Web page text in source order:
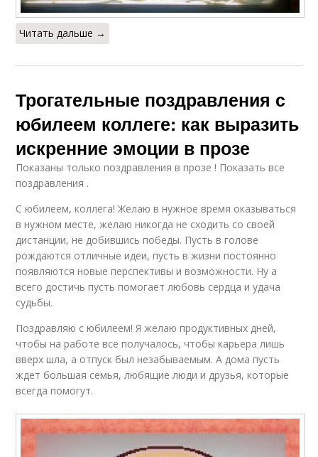
Читать дальше →
Трогательные поздравления с
юбилеем коллеге: как выразить
искренние эмоции в прозе
Показаны только поздравления в прозе ! Показать все
поздравления .
С юбилеем, коллега! Желаю в нужное время оказываться
в нужном месте, желаю никогда не сходить со своей
дистанции, не добившись победы. Пусть в голове
рождаются отличные идеи, пусть в жизни постоянно
появляются новые перспективы и возможности. Ну а
всего достичь пусть помогает любовь сердца и удача
судьбы.
Поздравляю с юбилеем! Я желаю продуктивных дней,
чтобы на работе все получалось, чтобы карьера лишь
вверх шла, а отпуск был незабываемым. А дома пусть
ждет большая семья, любящие люди и друзья, которые
всегда помогут.